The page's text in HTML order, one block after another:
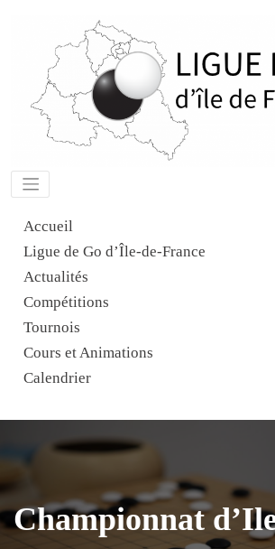
Accueil
Ligue de Go d’Île-de-France
Actualités
Compétitions
Tournois
Cours et Animations
Calendrier
Championnat